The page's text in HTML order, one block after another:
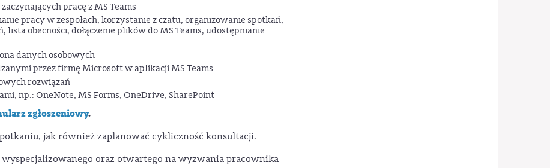
pracę z MS Teams
pracy w zespołach, korzystanie z czatu, organizowanie spotkań,
obecności, dołączenie plików do MS Teams, udostępnianie
danych osobowych
przez firmę Microsoft w aplikacji MS Teams
rozwiązań
np.: OneNote, MS Forms, OneDrive, SharePoint
zgłoszeniowy.
jak również zaplanować cykliczność konsultacji.
oraz otwartego na wyzwania pracownika